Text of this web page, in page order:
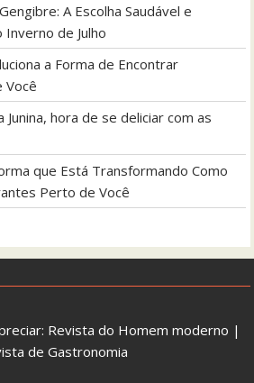
A Escolha Saudável e
Inverno de Julho
a Forma de Encontrar
Você
Junina, hora de se deliciar com as
que Está Transformando Como
Perto de Você
Revista do Homem moderno |
de Gastronomia